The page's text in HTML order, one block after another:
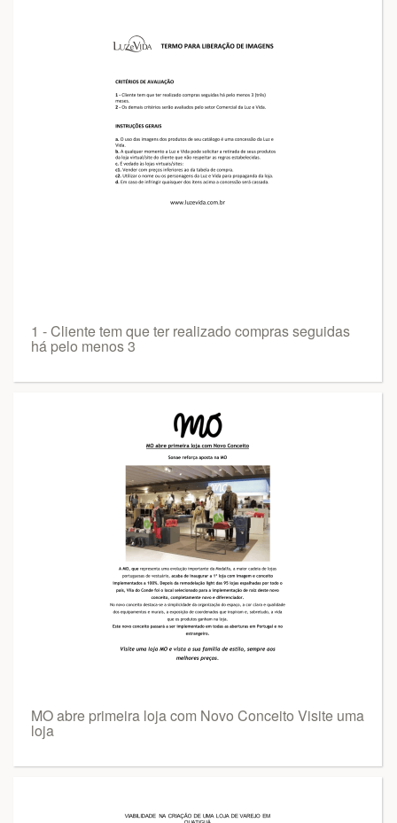
1 - Cliente tem que ter realizado compras seguidas
há pelo menos 3
MO abre primeira loja com Novo Conceito Visite uma
loja